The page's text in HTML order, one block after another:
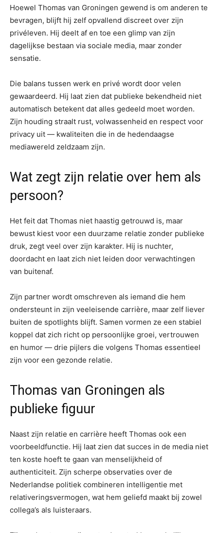
Hoewel Thomas van Groningen gewend is om anderen te
bevragen, blijft hij zelf opvallend discreet over zijn
privéleven. Hij deelt af en toe een glimp van zijn
dagelijkse bestaan via sociale media, maar zonder
sensatie.
Die balans tussen werk en privé wordt door velen
gewaardeerd. Hij laat zien dat publieke bekendheid niet
automatisch betekent dat alles gedeeld moet worden.
Zijn houding straalt rust, volwassenheid en respect voor
privacy uit — kwaliteiten die in de hedendaagse
mediawereld zeldzaam zijn.
Wat zegt zijn relatie over hem als
persoon?
Het feit dat Thomas niet haastig getrouwd is, maar
bewust kiest voor een duurzame relatie zonder publieke
druk, zegt veel over zijn karakter. Hij is nuchter,
doordacht en laat zich niet leiden door verwachtingen
van buitenaf.
Zijn partner wordt omschreven als iemand die hem
ondersteunt in zijn veeleisende carrière, maar zelf liever
buiten de spotlights blijft. Samen vormen ze een stabiel
koppel dat zich richt op persoonlijke groei, vertrouwen
en humor — drie pijlers die volgens Thomas essentieel
zijn voor een gezonde relatie.
Thomas van Groningen als
publieke figuur
Naast zijn relatie en carrière heeft Thomas ook een
voorbeeldfunctie. Hij laat zien dat succes in de media niet
ten koste hoeft te gaan van menselijkheid of
authenticiteit. Zijn scherpe observaties over de
Nederlandse politiek combineren intelligentie met
relativeringsvermogen, wat hem geliefd maakt bij zowel
collega’s als luisteraars.